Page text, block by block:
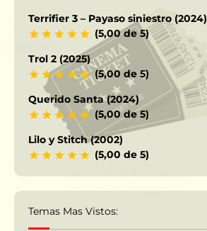
Terrifier 3 – Payaso siniestro (2024)
(5,00 de 5)
Trol 2 (2025)
(5,00 de 5)
Querido Santa (2024)
(5,00 de 5)
Lilo y Stitch (2002)
(5,00 de 5)
Temas Mas Vistos: